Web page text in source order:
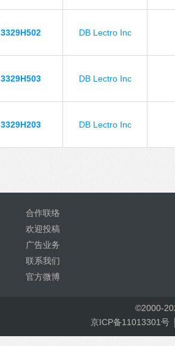
3329H502 DB Lectro Inc
3329H503 DB Lectro Inc
3329H203 DB Lectro Inc
合作联络
欢迎投稿
广告业务
联系我们
官方微博
©2000-
京ICP备11013301号